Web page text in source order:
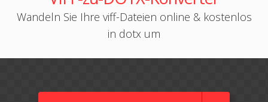
Wandeln Sie Ihre viff-Dateien online & kostenlos
in dotx um